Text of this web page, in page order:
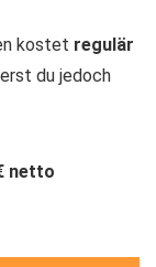
kostet regulär
du jedoch
netto